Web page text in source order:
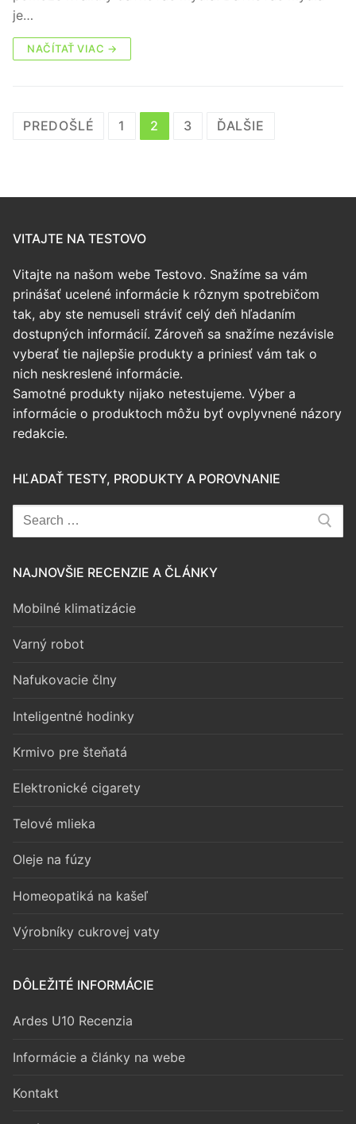
je…
NAČÍTAŤ VIAC →
Stránkovanie
PREDOŠLÉ 1 2 3 ĎALŠIE
VITAJTE NA TESTOVO
Vitajte na našom webe Testovo. Snažíme sa vám
prinášať ucelené informácie k rôznym spotrebičom
tak, aby ste nemuseli stráviť celý deň hľadaním
dostupných informácií. Zároveň sa snažíme nezávisle
vyberať tie najlepšie produkty a priniesť vám tak o
nich neskreslené informácie.
Samotné produkty nijako netestujeme. Výber a
informácie o produktoch môžu byť ovplyvnené názory
redakcie.
HĽADAŤ TESTY, PRODUKTY A POROVNANIE
Hľadať:
NAJNOVŠIE RECENZIE A ČLÁNKY
Mobilné klimatizácie
Varný robot
Nafukovacie člny
Inteligentné hodinky
Krmivo pre šteňatá
Elektronické cigarety
Telové mlieka
Oleje na fúzy
Homeopatiká na kašeľ
Výrobníky cukrovej vaty
DÔLEŽITÉ INFORMÁCIE
Ardes U10 Recenzia
Informácie a články na webe
Kontakt